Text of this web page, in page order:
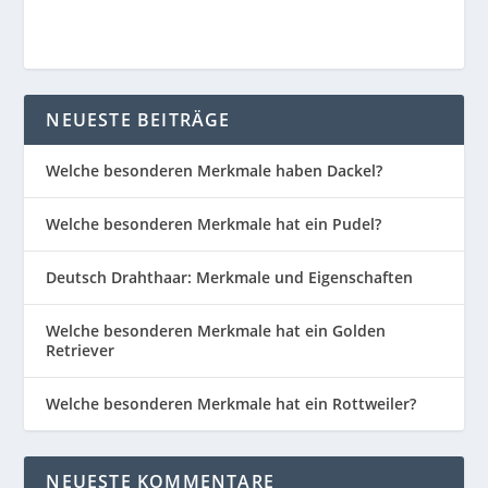
NEUESTE BEITRÄGE
Welche besonderen Merkmale haben Dackel?
Welche besonderen Merkmale hat ein Pudel?
Deutsch Drahthaar: Merkmale und Eigenschaften
Welche besonderen Merkmale hat ein Golden
Retriever
Welche besonderen Merkmale hat ein Rottweiler?
NEUESTE KOMMENTARE